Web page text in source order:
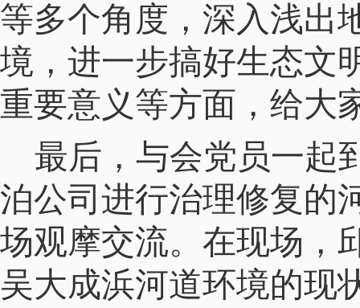
等多个角度，深入浅出
境，进一步搞好生态文
重要意义等方面，给大
最后，与会党员一起
泊公司进行治理修复
场观摩交流。在现场，
吴大成浜河道环境的现